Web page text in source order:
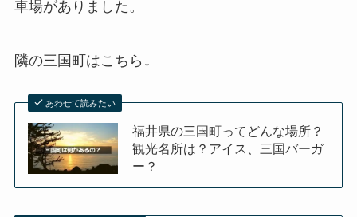
車場がありました。
隣の三国町はこちら↓
あわせて読みたい
福井県の三国町ってどんな場所？
観光名所は？アイス、三国バーガ
ー？